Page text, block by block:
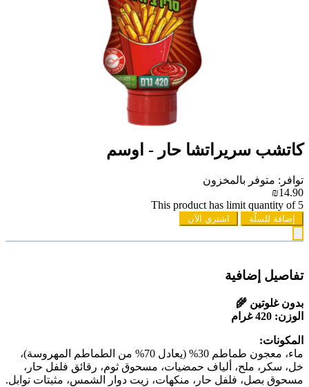
كاتشب سريراتشا حار - اوسم
توافر: متوفر بالمخزون
₪14.90
This product has limit quantity of 5
إضافة للسلّة اشتري الآن
تفاصيل إضافية
بدون غلوتين 🌾
الوزن: 420 غرام
المكونات:
ماء، معجون طماطم 30% (يعادل 70% من الطماطم المهروسة)،
خل، سكر، ملح، ألياف حمضيات، مسحوق ثوم، رقائق فلفل حار،
مسحوق بصل، فلفل حار، منكهات، زيت دوار الشمس، مثبتات توابل.